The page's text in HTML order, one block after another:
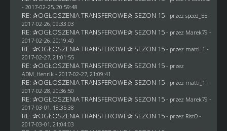
- 2017-02-25, 20:59:48
RE: ✰OGŁOSZENIA TRANSFEROWE✰ SEZON 15 - przez speed_55 -
2017-02-26, 09:33:03
RE: ✰OGŁOSZENIA TRANSFEROWE✰ SEZON 15 - przez Marek79 -
2017-02-26, 20:19:40
RE: ✰OGŁOSZENIA TRANSFEROWE✰ SEZON 15 - przez matti_1 -
2017-02-27, 21:01:55
RE: ✰OGŁOSZENIA TRANSFEROWE✰ SEZON 15 - przez
ADM_Henrik - 2017-02-27, 21:09:41
RE: ✰OGŁOSZENIA TRANSFEROWE✰ SEZON 15 - przez matti_1 -
2017-02-28, 20:36:50
RE: ✰OGŁOSZENIA TRANSFEROWE✰ SEZON 15 - przez Marek79 -
2017-03-01, 18:35:38
RE: ✰OGŁOSZENIA TRANSFEROWE✰ SEZON 15 - przez RistO-
2017-03-01, 21:04:03